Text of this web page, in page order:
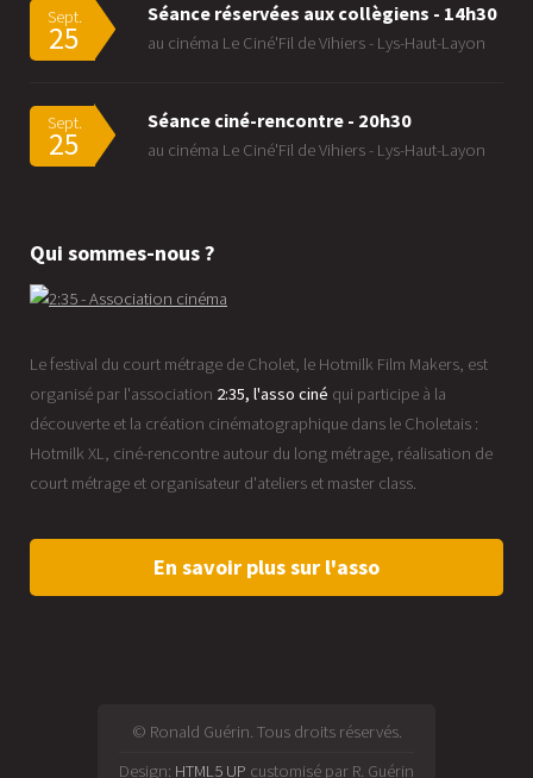
Sept.
25
Séance réservées aux collègiens - 14h30
au cinéma Le Ciné'Fil de Vihiers - Lys-Haut-Layon
Sept.
25
Séance ciné-rencontre - 20h30
au cinéma Le Ciné'Fil de Vihiers - Lys-Haut-Layon
Qui sommes-nous ?
Le festival du court métrage de Cholet, le Hotmilk Film Makers, est
organisé par l'association 2:35, l'asso ciné qui participe à la
découverte et la création cinématographique dans le Choletais :
Hotmilk XL, ciné-rencontre autour du long métrage, réalisation de
court métrage et organisateur d'ateliers et master class.
En savoir plus sur l'asso
© Ronald Guérin. Tous droits réservés.
Design: HTML5 UP customisé par R. Guérin